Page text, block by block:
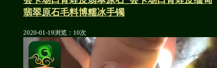
翡翠原石毛料博糯冰手镯
2020-01-19浏览：10次